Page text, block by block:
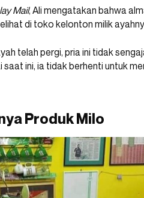
Mail, Ali mengatakan bahwa
di toko kelonton milik
telah pergi, pria ini tidak
saat ini, ia tidak berhenti untuk
Produk Milo